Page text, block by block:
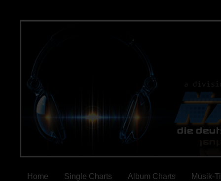
Home Single Charts Album Charts Musik-